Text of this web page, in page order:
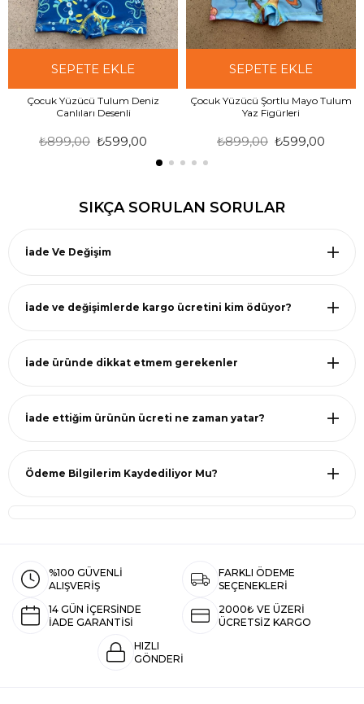
SEPETE EKLE
Çocuk Yüzücü Tulum Deniz
Canlıları Desenli
₺599,00
₺899,00
SEPETE EKLE
Çocuk Yüzücü Şortlu Mayo Tulum
Yaz Figürleri
₺599,00
₺899,00
SIKÇA SORULAN SORULAR
İade Ve Değişim
İade ve değişimlerde kargo ücretini kim ödüyor?
İade üründe dikkat etmem gerekenler
İade ettiğim ürünün ücreti ne zaman yatar?
Ödeme Bilgilerim Kaydediliyor Mu?
%100 GÜVENLİ
ALIŞVERİŞ
FARKLI ÖDEME
SEÇENEKLERİ
14 GÜN İÇERSİNDE
İADE GARANTİSİ
2000₺ VE ÜZERİ
ÜCRETSİZ KARGO
HIZLI
GÖNDERİ